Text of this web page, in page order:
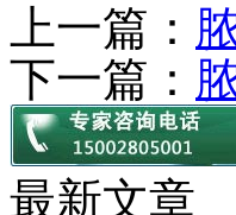
上一篇：
下一篇：
最新文章